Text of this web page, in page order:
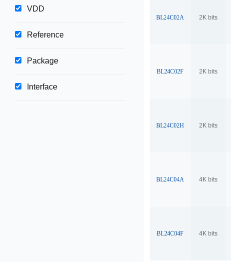
VDD
Reference
Package
Interface
BL24C02A 2K bits
BL24C02F 2K bits
BL24C02H 2K bits
BL24C04A 4K bits
BL24C04F 4K bits